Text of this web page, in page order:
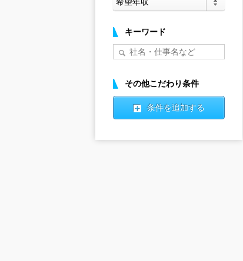
キーワード
その他こだわり条件
条件を追加する